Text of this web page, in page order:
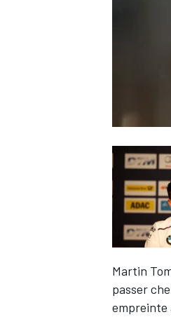
WEC
Martin
passer
empreinte